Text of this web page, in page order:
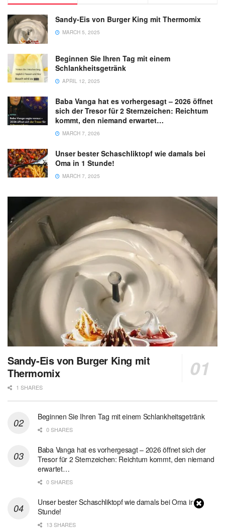
Sandy-Eis von Burger King mit Thermomix
MARCH 5, 2025
Beginnen Sie Ihren Tag mit einem
Schlankheitsgetränk
APRIL 12, 2025
Baba Vanga hat es vorhergesagt – 2026 öffnet
sich der Tresor für 2 Sternzeichen: Reichtum
kommt, den niemand erwartet…
MARCH 7, 2026
Unser bester Schaschliktopf wie damals bei
Oma in 1 Stunde!
MARCH 7, 2025
Sandy-Eis von Burger King mit
Thermomix
1 SHARES
Beginnen Sie Ihren Tag mit einem Schlankheitsgetränk
0 SHARES
Baba Vanga hat es vorhergesagt – 2026 öffnet sich der
Tresor für 2 Sternzeichen: Reichtum kommt, den niemand
erwartet…
0 SHARES
Unser bester Schaschliktopf wie damals bei Oma in 1
Stunde!
13 SHARES